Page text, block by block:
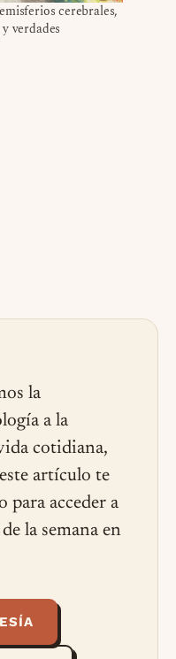
cerebrales,
verdades
la
a la
cotidiana,
artículo te
para acceder a
la semana en